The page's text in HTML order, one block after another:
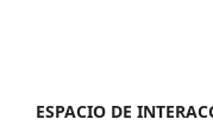
ESPACIO DE